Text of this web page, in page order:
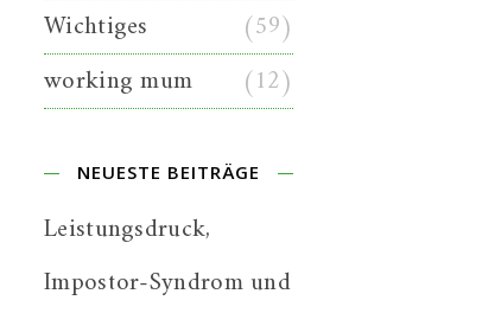
Wichtiges
(59)
working mum
(12)
NEUESTE BEITRÄGE
Leistungsdruck,
Impostor-Syndrom und